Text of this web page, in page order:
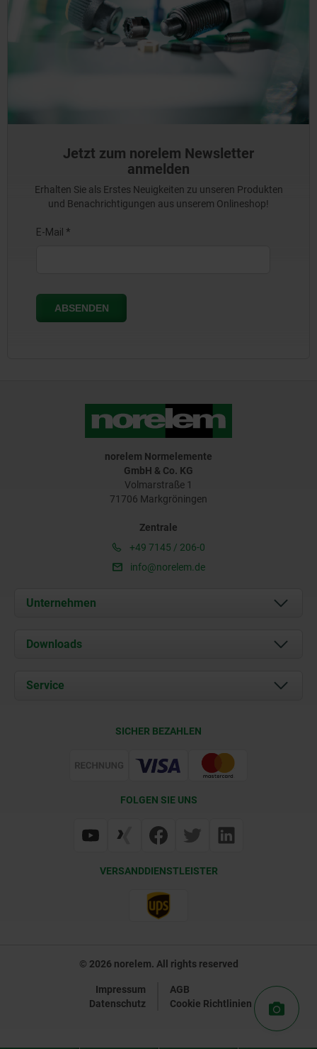
Jetzt zum norelem Newsletter
anmelden
Erhalten Sie als Erstes Neuigkeiten zu unseren Produkten
und Benachrichtigungen aus unserem Onlineshop!
norelem Normelemente
GmbH & Co. KG
Volmarstraße 1
71706 Markgröningen
Zentrale
+49 7145 / 206-0
info@norelem.de
Unternehmen
Über uns
Karriere
Downloads
Dokumente
Service
Web Support
SICHER BEZAHLEN
FOLGEN SIE UNS
VERSANDDIENSTLEISTER
© 2026 norelem. All rights reserved
Impressum
AGB
Datenschutz
Cookie Richtlinien